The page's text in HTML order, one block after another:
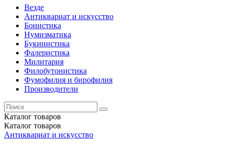
Везде
Антиквариат и искусство
Бонистика
Нумизматика
Букинистика
Фалеристика
Милитария
Филобутонистика
Фумофилия и бирофилия
Производители
Каталог товаров
Каталог товаров
Антиквариат и искусство